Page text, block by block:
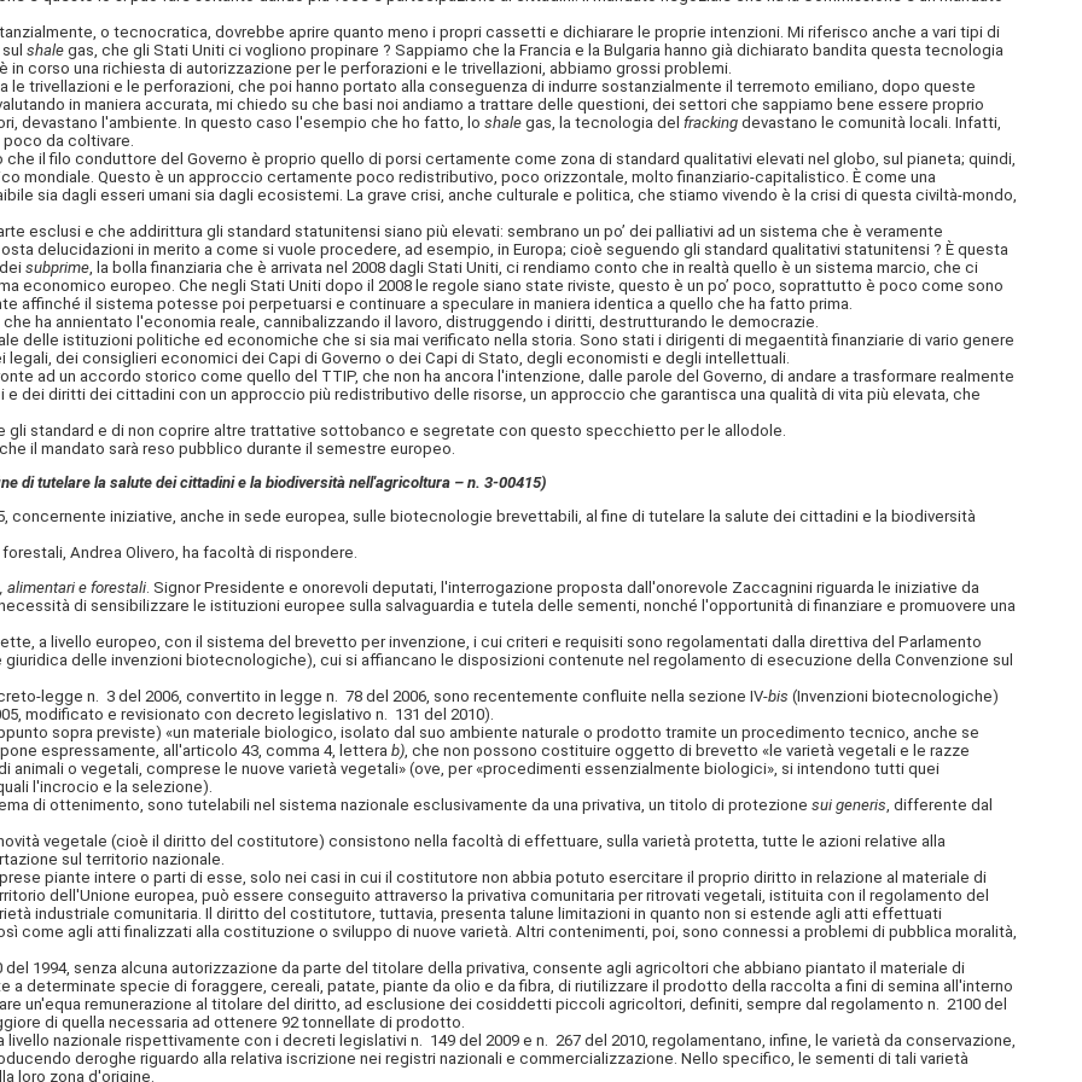
o tecnocratica, dovrebbe aprire quanto meno i propri cassetti e dichiarare le proprie intenzioni. Mi riferisco anche a vari tipi di
shalegas, che gli Stati Uniti ci vogliono propinare ? Sappiamo che la Francia e la Bulgaria hanno già dichiarato bandita questa tecnologia
corso una richiesta di autorizzazione per le perforazioni e le trivellazioni, abbiamo grossi problemi.
trivellazioni e le perforazioni, che poi hanno portato alla conseguenza di indurre sostanzialmente il terremoto emiliano, dopo queste
in maniera accurata, mi chiedo su che basi noi andiamo a trattare delle questioni, dei settori che sappiamo bene essere proprio
devastano l'ambiente. In questo caso l'esempio che ho fatto, lo shalegas, la tecnologia del frackingdevastano le comunità locali. Infatti,
da coltivare.
il filo conduttore del Governo è proprio quello di porsi certamente come zona di standard qualitativi elevati nel globo, sul pianeta; quindi,
mondiale. Questo è un approccio certamente poco redistributivo, poco orizzontale, molto finanziario-capitalistico. È come una
sia dagli esseri umani sia dagli ecosistemi. La grave crisi, anche culturale e politica, che stiamo vivendo è la crisi di questa civiltà-mondo,
e che addirittura gli standard statunitensi siano più elevati: sembrano un po’ dei palliativi ad un sistema che è veramente
delucidazioni in merito a come si vuole procedere, ad esempio, in Europa; cioè seguendo gli standard qualitativi statunitensi ? È questa
subprime, la bolla finanziaria che è arrivata nel 2008 dagli Stati Uniti, ci rendiamo conto che in realtà quello è un sistema marcio, che ci
economico europeo. Che negli Stati Uniti dopo il 2008 le regole siano state riviste, questo è un po’ poco, soprattutto è poco come sono
il sistema potesse poi perpetuarsi e continuare a speculare in maniera identica a quello che ha fatto prima.
ha annientato l'economia reale, cannibalizzando il lavoro, distruggendo i diritti, destrutturando le democrazie.
istituzioni politiche ed economiche che si sia mai verificato nella storia. Sono stati i dirigenti di megaentità finanziarie di vario genere
legali, dei consiglieri economici dei Capi di Governo o dei Capi di Stato, degli economisti e degli intellettuali.
ad un accordo storico come quello del TTIP, che non ha ancora l'intenzione, dalle parole del Governo, di andare a trasformare realmente
dei diritti dei cittadini con un approccio più redistributivo delle risorse, un approccio che garantisca una qualità di vita più elevata, che
standard e di non coprire altre trattative sottobanco e segretate con questo specchietto per le allodole.
il mandato sarà reso pubblico durante il semestre europeo.
di tutelare la salute dei cittadini e la biodiversità nell'agricoltura – n. 3-00415)
iniziative, anche in sede europea, sulle biotecnologie brevettabili, al fine di tutelare la salute dei cittadini e la biodiversità
Andrea Olivero, ha facoltà di rispondere.
alimentari e forestali. Signor Presidente e onorevoli deputati, l'interrogazione proposta dall'onorevole Zaccagnini riguarda le iniziative da
di sensibilizzare le istituzioni europee sulla salvaguardia e tutela delle sementi, nonché l'opportunità di finanziare e promuovere una
a livello europeo, con il sistema del brevetto per invenzione, i cui criteri e requisiti sono regolamentati dalla direttiva del Parlamento
delle invenzioni biotecnologiche), cui si affiancano le disposizioni contenute nel regolamento di esecuzione della Convenzione sul
legge n. 3 del 2006, convertito in legge n. 78 del 2006, sono recentemente confluite nella sezione IV-bis (Invenzioni biotecnologiche)
modificato e revisionato con decreto legislativo n. 131 del 2010).
sopra previste) «un materiale biologico, isolato dal suo ambiente naturale o prodotto tramite un procedimento tecnico, anche se
espressamente, all'articolo 43, comma 4, lettera b), che non possono costituire oggetto di brevetto «le varietà vegetali e le razze
o vegetali, comprese le nuove varietà vegetali» (ove, per «procedimenti essenzialmente biologici», si intendono tutti quei
l'incrocio e la selezione).
di ottenimento, sono tutelabili nel sistema nazionale esclusivamente da una privativa, un titolo di protezione sui generis , differente dal
vegetale (cioè il diritto del costitutore) consistono nella facoltà di effettuare, sulla varietà protetta, tutte le azioni relative alla
sul territorio nazionale.
piante intere o parti di esse, solo nei casi in cui il costitutore non abbia potuto esercitare il proprio diritto in relazione al materiale di
dell'Unione europea, può essere conseguito attraverso la privativa comunitaria per ritrovati vegetali, istituita con il regolamento del
industriale comunitaria. Il diritto del costitutore, tuttavia, presenta talune limitazioni in quanto non si estende agli atti effettuati
come agli atti finalizzati alla costituzione o sviluppo di nuove varietà. Altri contenimenti, poi, sono connessi a problemi di pubblica moralità,
1994, senza alcuna autorizzazione da parte del titolare della privativa, consente agli agricoltori che abbiano piantato il materiale di
determinate specie di foraggere, cereali, patate, piante da olio e da fibra, di riutilizzare il prodotto della raccolta a fini di semina all'interno
un'equa remunerazione al titolare del diritto, ad esclusione dei cosiddetti piccoli agricoltori, definiti, sempre dal regolamento n. 2100 del
di quella necessaria ad ottenere 92 tonnellate di prodotto.
nazionale rispettivamente con i decreti legislativi n. 149 del 2009 e n. 267 del 2010, regolamentano, infine, le varietà da conservazione,
deroghe riguardo alla relativa iscrizione nei registri nazionali e commercializzazione. Nello specifico, le sementi di tali varietà
loro zona d'origine.